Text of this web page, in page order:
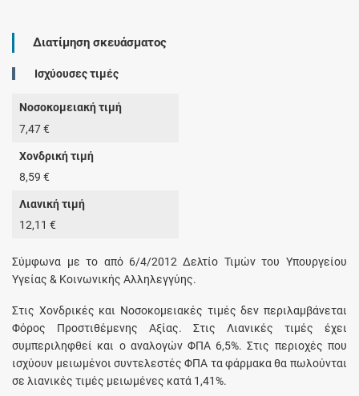
Διατίμηση σκευάσματος
Ισχύουσες τιμές
Νοσοκομειακή τιμή
7,47 €
Χονδρική τιμή
8,59 €
Λιανική τιμή
12,11 €
Σύμφωνα με το από 6/4/2012 Δελτίο Τιμών του Υπουργείου
Υγείας & Κοινωνικής Αλληλεγγύης.
Στις Χονδρικές και Νοσοκομειακές τιμές δεν περιλαμβάνεται
Φόρος Προστιθέμενης Αξίας. Στις Λιανικές τιμές έχει
συμπεριληφθεί και ο αναλογών ΦΠΑ 6,5%. Στις περιοχές που
ισχύουν μειωμένοι συντελεστές ΦΠΑ τα φάρμακα θα πωλούνται
σε λιανικές τιμές μειωμένες κατά 1,41%.